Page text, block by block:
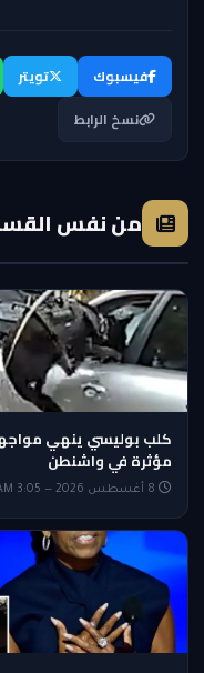
فيسبوك تويتر
نسخ الرابط
من نفس
كلب بوليسي ينهي
مؤثرة في واشنطن